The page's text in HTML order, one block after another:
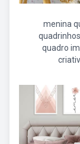
menina
quadro